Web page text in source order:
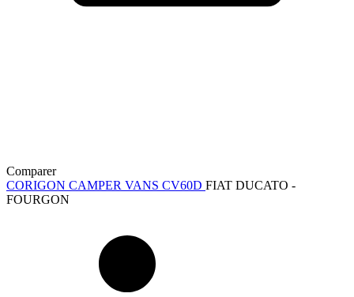
Comparer
CORIGON CAMPER VANS CV60D FIAT DUCATO -
FOURGON